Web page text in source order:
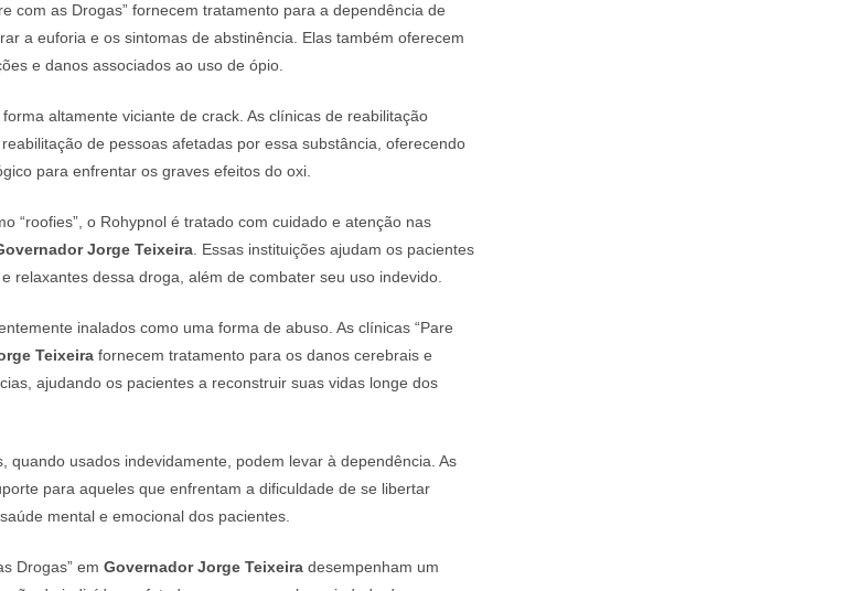
com as Drogas” fornecem tratamento para a dependência de
a euforia e os sintomas de abstinência. Elas também oferecem
e danos associados ao uso de ópio.
altamente viciante de crack. As clínicas de reabilitação
de pessoas afetadas por essa substância, oferecendo
para enfrentar os graves efeitos do oxi.
“roofies”, o Rohypnol é tratado com cuidado e atenção nas
Jorge Teixeira. Essas instituições ajudam os pacientes
relaxantes dessa droga, além de combater seu uso indevido.
inalados como uma forma de abuso. As clínicas “Pare
Teixeira fornecem tratamento para os danos cerebrais e
ajudando os pacientes a reconstruir suas vidas longe dos
quando usados indevidamente, podem levar à dependência. As
para aqueles que enfrentam a dificuldade de se libertar
mental e emocional dos pacientes.
Drogas” em Governador Jorge Teixeira desempenham um